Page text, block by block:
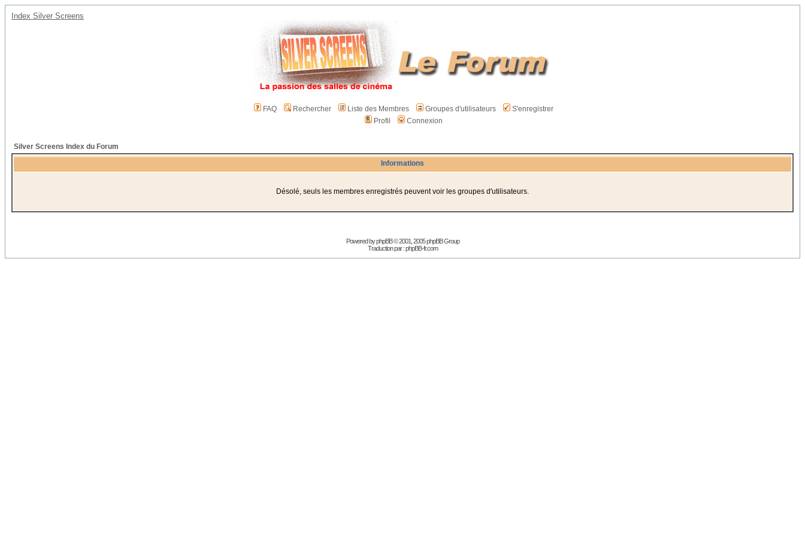
Index Silver Screens
FAQ Rechercher Liste des Membres Groupes d'utilisateurs
S'enregistrer
Profil
Connexion
Silver Screens Index du Forum
Informations
Désolé, seuls les membres enregistrés peuvent voir les groupes d'utilisateurs.
Powered byphpBB© 2001, 2005 phpBB Group
Traduction par :phpBB-fr.com